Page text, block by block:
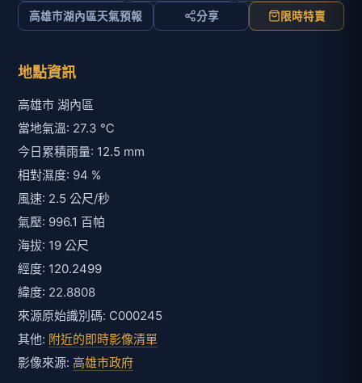
高雄市湖內區天氣預報 分享 限時特賣
地點資訊
高雄市 湖內區
當地氣溫: 27.3 ℃
今日累積雨量: 12.5 mm
相對濕度: 94 %
風速: 2.5 公尺/秒
氣壓: 996.1 百帕
海拔: 19 公尺
經度: 120.2499
緯度: 22.8808
來源原始識別碼: C000245
其他: 附近的即時影像清單
影像來源: 高雄市政府